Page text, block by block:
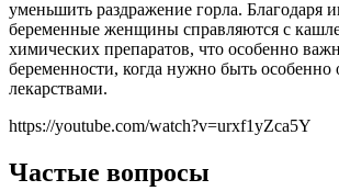
уменьшить раздражение горла. Благодаря
беременные женщины справляются с
химических препаратов, что особенно
беременности, когда нужно быть
лекарствами.
https://youtube.com/watch?v=urxf1yZca5Y
Частые вопросы